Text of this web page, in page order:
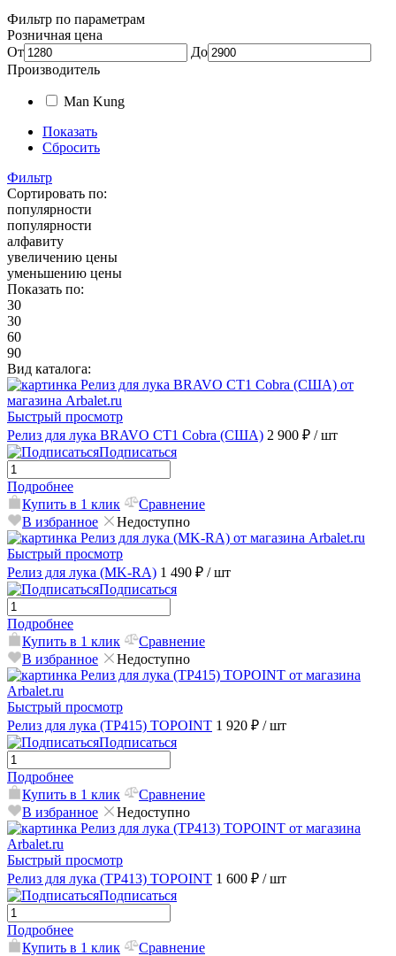
Фильтр по параметрам
Розничная цена
От
До
Производитель
Man Kung
Показать
Сбросить
Фильтр
Сортировать по:
популярности
популярности
алфавиту
увеличению цены
уменьшению цены
Показать по:
30
30
60
90
Вид каталога:
Быстрый просмотр
Релиз для лука BRAVO CT1 Cobra (США) 2 900 ₽ / шт
Подписаться
Подробнее
Купить в 1 клик
Сравнение
В избранное
Недоступно
Быстрый просмотр
Релиз для лука (MK-RA) 1 490 ₽ / шт
Подписаться
Подробнее
Купить в 1 клик
Сравнение
В избранное
Недоступно
Быстрый просмотр
Релиз для лука (TP415) TOPOINT 1 920 ₽ / шт
Подписаться
Подробнее
Купить в 1 клик
Сравнение
В избранное
Недоступно
Быстрый просмотр
Релиз для лука (TP413) TOPOINT 1 600 ₽ / шт
Подписаться
Подробнее
Купить в 1 клик
Сравнение